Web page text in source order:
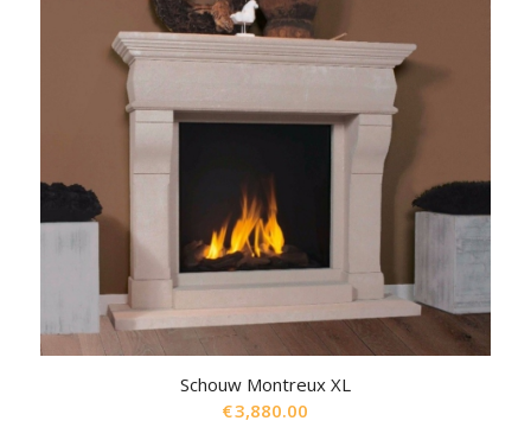
Schouw Montreux XL
€3,880.00